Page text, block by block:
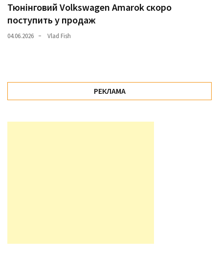
Тюнінговий Volkswagen Amarok скоро
поступить у продаж
04.06.2026 Vlad Fish
РЕКЛАМА